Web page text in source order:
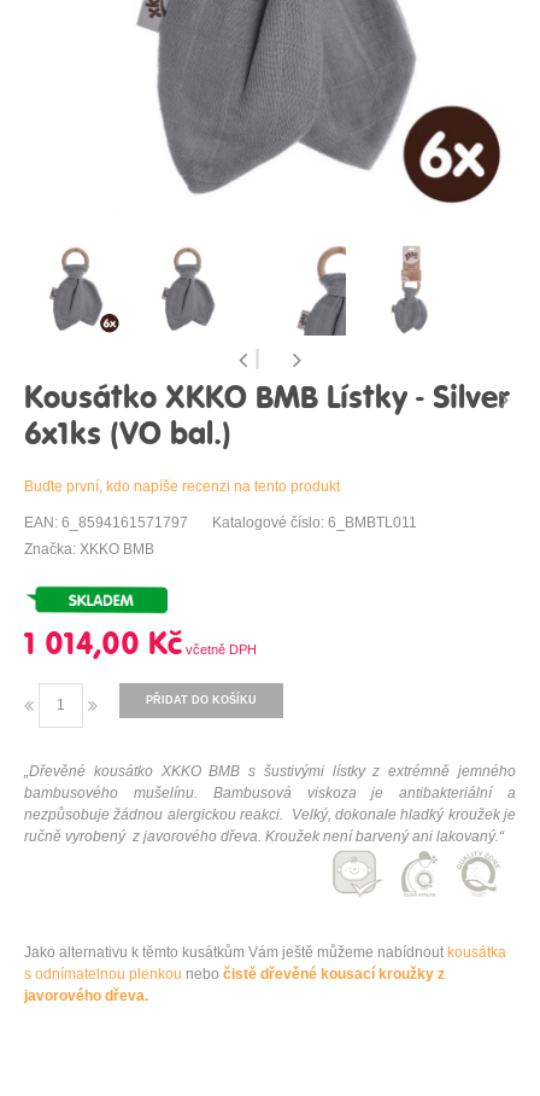
Kousátko XKKO BMB Lístky - Silver
6x1ks (VO bal.)
Buďte první, kdo napíše recenzi na tento produkt
EAN: 6_8594161571797
Katalogové číslo: 6_BMBTL011
Značka: XKKO BMB
1 014,00 Kč
PŘIDAT DO KOŠÍKU
„Dřevěné kousátko XKKO BMB s šustivými lístky z extrémně jemného
bambusového mušelínu. Bambusová viskoza je antibakteriální a
nezpůsobuje žádnou alergickou reakci. Velký, dokonale hladký kroužek je
ručně vyrobený z javorového dřeva. Kroužek není barvený ani lakovaný.“
Jako alternativu k těmto kusátkům Vám ještě můžeme nabídnout kousátka
s odnímatelnou plenkou nebo čistě dřevěné kousací kroužky z
javorového dřeva.